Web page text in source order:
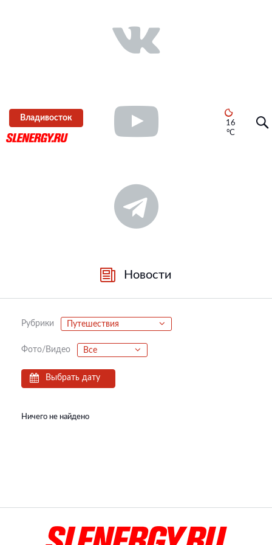
Владивосток
16
°C
Новости
Рубрики Путешествия
Фото/Видео Все
Выбрать дату
Ничего не найдено